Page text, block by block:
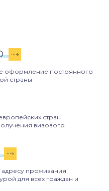
оформление постоянного
страны
стран
визового
проживания
для всех граждан и